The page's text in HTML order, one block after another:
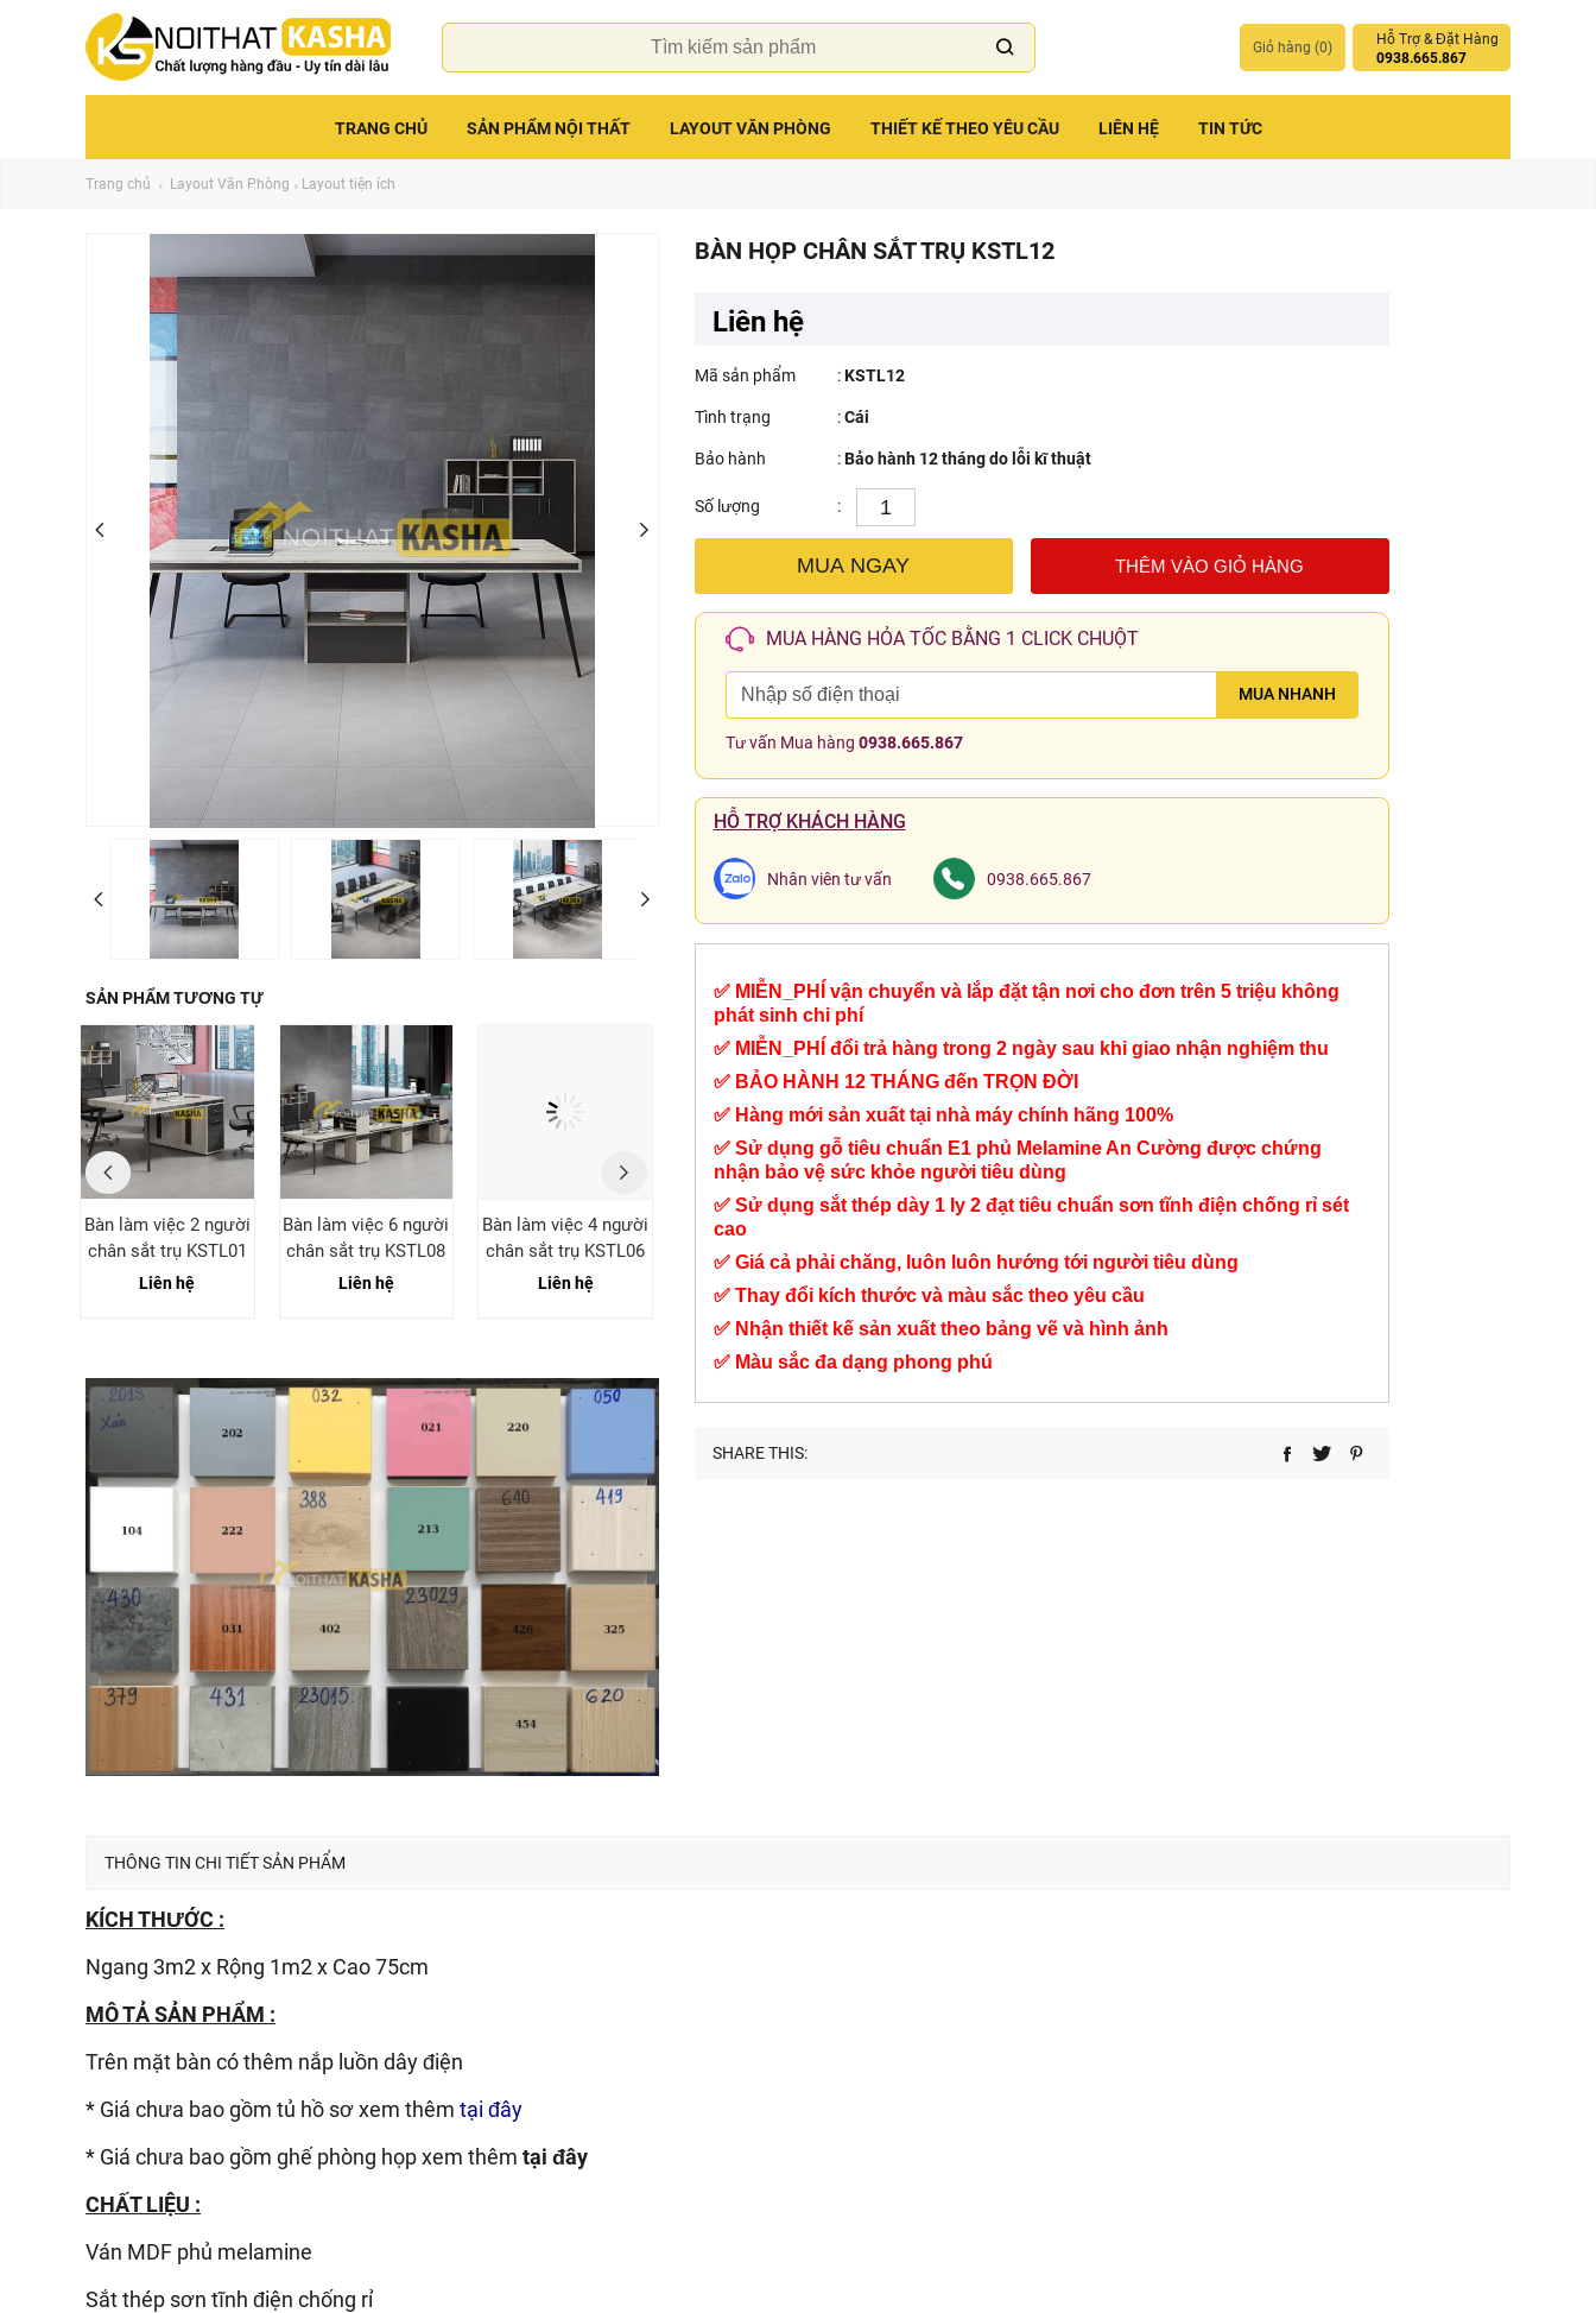
Giỏ hàng (0)
Hỗ Trợ & Đặt Hàng
0938.665.867
TRANG CHỦ SẢN PHẨM NỘI THẤT LAYOUT VĂN PHÒNG THIẾT KẾ THEO YÊU CẦU LIÊN HỆ TIN TỨC
Trang chủ Layout Văn Phòng Layout tiện ích
SẢN PHẨM TƯƠNG TỰ
Bàn làm việc 2 người
chân sắt trụ KSTL01
Liên hệ
Bàn làm việc 6 người
chân sắt trụ KSTL08
Liên hệ
Bàn làm việc 4 người
chân sắt trụ KSTL06
Liên hệ
Tủ hồ sơ giám đốc
dựa tường KSTL17
KSTL11
Liên hệ
chân sắt trụ KSTL07
BÀN HỌP CHÂN SẮT TRỤ KSTL12
Liên hệ
Mã sản phẩm :KSTL12
Tình trạng :Cái
Bảo hành :Bảo hành 12 tháng do lỗi kĩ thuật
Số lượng :
MUA NGAY THÊM VÀO GIỎ HÀNG
MUA HÀNG HỎA TỐC BẰNG 1 CLICK CHUỘT
MUA NHANH
Tư vấn Mua hàng 0938.665.867
HỖ TRỢ KHÁCH HÀNG
Nhân viên tư vấn 0938.665.867
✅ MIỄN_PHÍ vận chuyển và lắp đặt tận nơi cho đơn trên 5 triệu không
phát sinh chi phí
✅ MIỄN_PHÍ đổi trả hàng trong 2 ngày sau khi giao nhận nghiệm thu
✅ BẢO HÀNH 12 THÁNG đến TRỌN ĐỜI
✅ Hàng mới sản xuất tại nhà máy chính hãng 100%
✅ Sử dụng gỗ tiêu chuẩn E1 phủ Melamine An Cường được chứng
nhận bảo vệ sức khỏe người tiêu dùng
✅ Sử dụng sắt thép dày 1 ly 2 đạt tiêu chuẩn sơn tĩnh điện chống rỉ sét
cao
✅ Giá cả phải chăng, luôn luôn hướng tới người tiêu dùng
✅ Thay đổi kích thước và màu sắc theo yêu cầu
✅ Nhận thiết kế sản xuất theo bảng vẽ và hình ảnh
✅ Màu sắc đa dạng phong phú
SHARE THIS:
THÔNG TIN CHI TIẾT SẢN PHẨM
KÍCH THƯỚC :
Ngang 3m2 x Rộng 1m2 x Cao 75cm
MÔ TẢ SẢN PHẨM :
Trên mặt bàn có thêm nắp luồn dây điện
* Giá chưa bao gồm tủ hồ sơ xem thêm tại đây
* Giá chưa bao gồm ghế phòng họp xem thêm tại đây
CHẤT LIỆU :
Ván MDF phủ melamine
Sắt thép sơn tĩnh điện chống rỉ